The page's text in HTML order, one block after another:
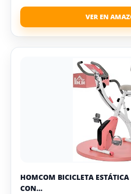
HOMCOM BICICLETA
CON...